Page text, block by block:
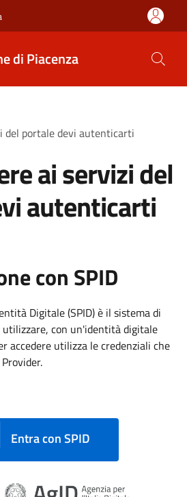
di Piacenza
del portale devi autenticarti
ai servizi del
autenticarti
con SPID
Digitale (SPID) è il sistema di
utilizzare, con un'identità digitale
accedere utilizza le credenziali che
Entra con SPID